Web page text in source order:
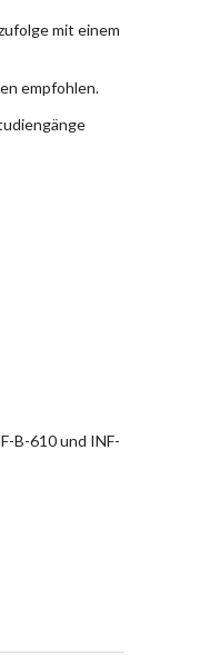
mit einem
empfohlen.
B-610 und INF-